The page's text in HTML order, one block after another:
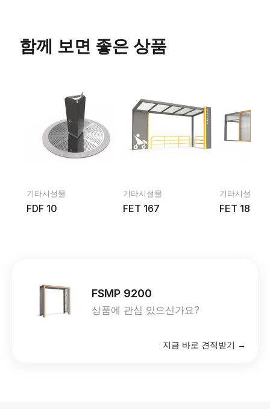
함께 보면 좋은 상품
기타시설물
FDF 10
기타시설물
FET 167
기타시설물
FET 186
FSMP 9200
상품에 관심 있으신가요?
지금 바로 견적받기 →